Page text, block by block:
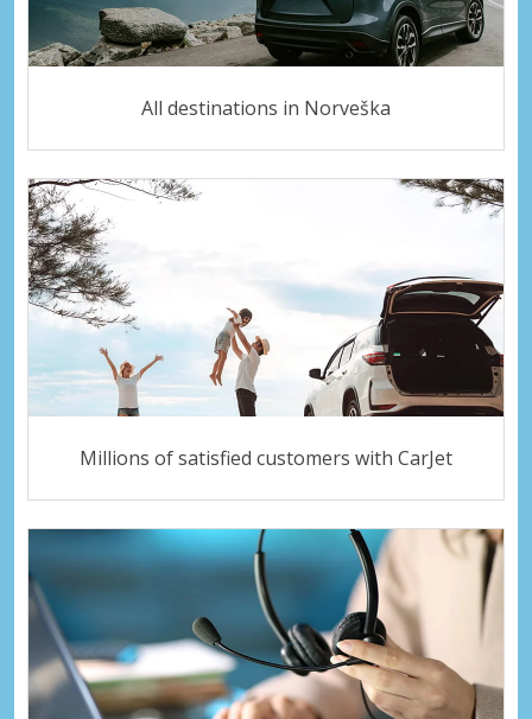
All destinations in Norveška
Millions of satisfied customers with CarJet